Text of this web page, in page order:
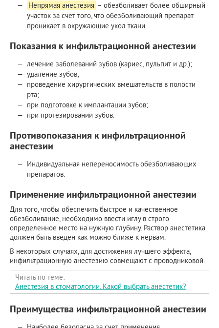
Непрямая анестезия – обезболивает более обширный
участок за счет того, что обезболивающий препарат
проникает в окружающие укол ткани.
Показания к инфильтрационной анестезии
лечение заболеваний зубов (кариес, пульпит и др.);
удаление зубов;
проведение хирургических вмешательств в полости
рта;
при подготовке к имплантации зубов;
при протезировании зубов.
Противопоказания к инфильтрационной
анестезии
Индивидуальная непереносимость обезболивающих
препаратов.
Применение инфильтрационной анестезии
Для того, чтобы обеспечить быстрое и качественное
обезболивание, необходимо ввести иглу в строго
определенное место на нужную глубину. Раствор анестетика
должен быть введен как можно ближе к нервам.
В некоторых случаях, для достижения лучшего эффекта,
инфильтрационную анестезию совмещают с проводниковой.
Читать по теме:
Анестезия в стоматологии. Какой выбрать анестетик?
Преимущества инфильтрационной анестезии